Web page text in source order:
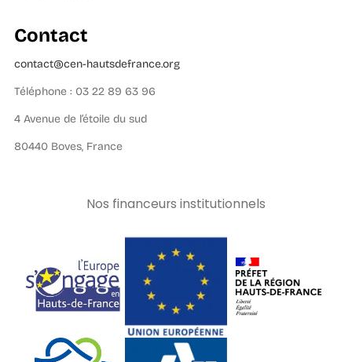
Contact
contact@cen-hautsdefrance.org
Téléphone : 03 22 89 63 96
4 Avenue de l’étoile du sud
80440 Boves, France
Nos financeurs institutionnels